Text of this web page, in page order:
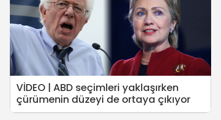
VİDEO | ABD seçimleri yaklaşırken
çürümenin düzeyi de ortaya çıkıyor